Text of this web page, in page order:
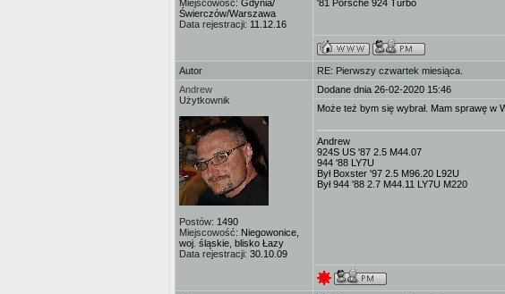
Miejscowość: Gdynia/
Świerczów/Warszawa
Data rejestracji: 11.12.16
'81 Porsche 924 Turbo
Autor
RE: Pierwszy czwartek miesiąca.
Andrew
Użytkownik
Postów: 1490
Miejscowość: Niegowonice,
woj. śląskie, blisko Łazy
Data rejestracji: 30.10.09
Dodane dnia 26-02-2020 15:46
Może też bym się wybrał. Mam sprawę w
Andrew
924S US '87 2.5 M44.07
944 '88 LY7U
Był Boxster '97 2.5 M96.20 L92U
Był 944 '88 2.7 M44.11 LY7U M220